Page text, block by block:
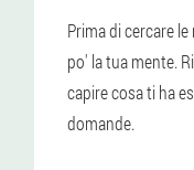
Prima di cercare
po' la tua mente.
capire cosa ti ha
domande.